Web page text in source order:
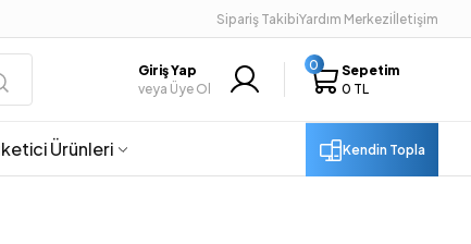
Sipariş TakibiYardım Merkeziİletişim
Giriş Yap
veya Üye Ol
0
Sepetim
0 TL
Ürünleri Kendin Topla